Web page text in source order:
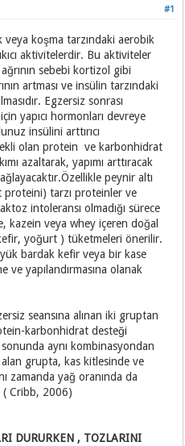
#1
veya koşma tarzındaki aerobik
aktivitelerdir. Bu aktiviteler
sebebi kortizol gibi
artması ve insülin tarzındaki
Egzersiz sonrası
yapıcı hormonları devreye
insülini arttırıcı
olan protein ve karbonhidrat
azaltarak, yapımı arttıracak
peynir altı
tarzı proteinler ve
intoleransı olmadığı sürece
kazein veya whey içeren doğal
yoğurt ) tüketmeleri önerilir.
bardak kefir veya bir kase
yapılandırmasına olanak
seansına alınan iki gruptan
karbonhidrat desteği
aynı kombinasyondan
grupta, kas kitlesinde ve
zamanda yağ oranında da
( Cribb, 2006)
DURURKEN , TOZLARINI